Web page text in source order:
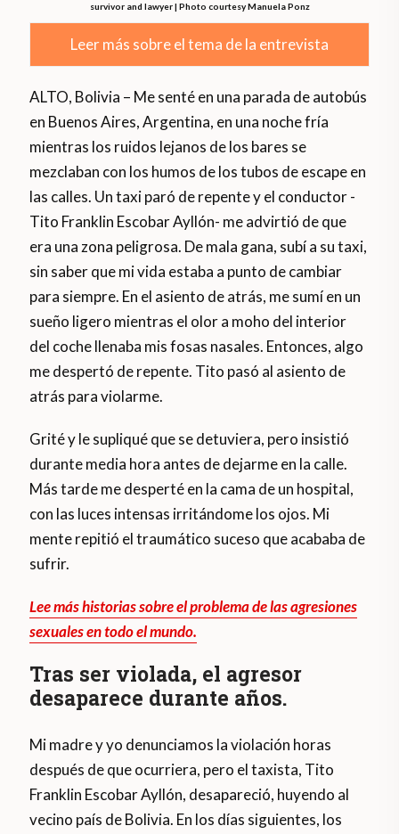
survivor and lawyer | Photo courtesy Manuela Ponz
Leer más sobre el tema de la entrevista
ALTO, Bolivia – Me senté en una parada de autobús
en Buenos Aires, Argentina, en una noche fría
mientras los ruidos lejanos de los bares se
mezclaban con los humos de los tubos de escape en
las calles. Un taxi paró de repente y el conductor -
Tito Franklin Escobar Ayllón- me advirtió de que
era una zona peligrosa. De mala gana, subí a su taxi,
sin saber que mi vida estaba a punto de cambiar
para siempre. En el asiento de atrás, me sumí en un
sueño ligero mientras el olor a moho del interior
del coche llenaba mis fosas nasales. Entonces, algo
me despertó de repente. Tito pasó al asiento de
atrás para violarme.
Grité y le supliqué que se detuviera, pero insistió
durante media hora antes de dejarme en la calle.
Más tarde me desperté en la cama de un hospital,
con las luces intensas irritándome los ojos. Mi
mente repitió el traumático suceso que acababa de
sufrir.
Lee más historias sobre el problema de las agresiones
sexuales en todo el mundo.
Tras ser violada, el agresor
desaparece durante años.
Mi madre y yo denunciamos la violación horas
después de que ocurriera, pero el taxista, Tito
Franklin Escobar Ayllón, desapareció, huyendo al
vecino país de Bolivia. En los días siguientes, los